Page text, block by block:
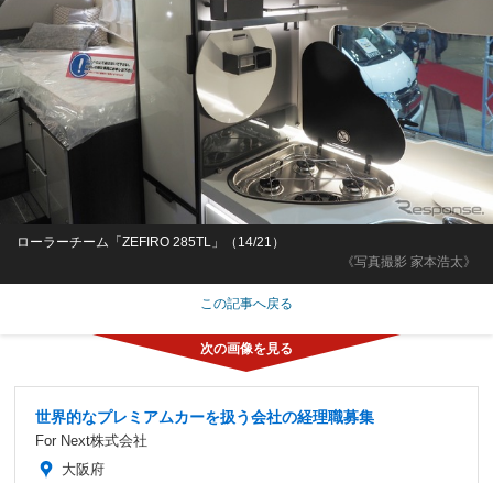
《写真撮影 家本浩太》
ローラーチーム「ZEFIRO 285TL」（14/21）
この記事へ戻る
世界的なプレミアムカーを扱う会社の経理職募集
For Next株式会社
大阪府